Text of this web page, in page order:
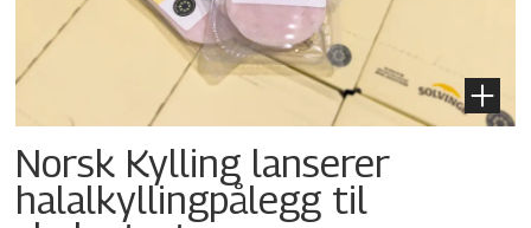
Norsk Kylling lanserer
halalkyllingpålegg til